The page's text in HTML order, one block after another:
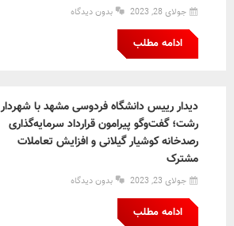
جولای 28, 2023 بدون دیدگاه
ادامه مطلب
دیدار رییس دانشگاه فردوسی مشهد با شهردار
رشت؛ گفت‌وگو پیرامون قرارداد سرمایه‌گذاری
رصدخانه کوشیار گیلانی و افزایش تعاملات
مشترک
جولای 23, 2023 بدون دیدگاه
ادامه مطلب